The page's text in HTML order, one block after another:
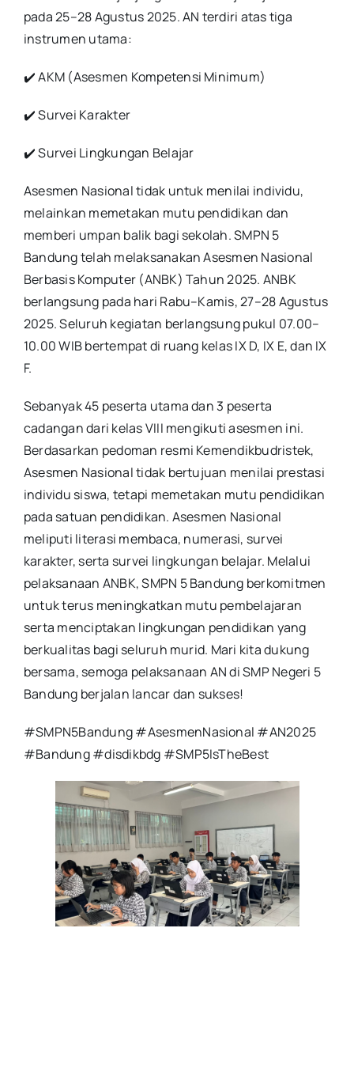
pada 25–28 Agustus 2025. AN terdiri atas tiga
instrumen utama:
✔️ AKM (Asesmen Kompetensi Minimum)
✔️ Survei Karakter
✔️ Survei Lingkungan Belajar
Asesmen Nasional tidak untuk menilai individu,
melainkan memetakan mutu pendidikan dan
memberi umpan balik bagi sekolah.SMPN 5
Bandung telah melaksanakan Asesmen Nasional
Berbasis Komputer (ANBK) Tahun 2025. ANBK
berlangsung pada hari Rabu–Kamis, 27–28 Agustus
2025. Seluruh kegiatan berlangsung pukul 07.00–
10.00 WIB bertempat di ruang kelas IX D, IX E, dan IX
F.
Sebanyak 45 peserta utama dan 3 peserta
cadangan dari kelas VIII mengikuti asesmen ini.
Berdasarkan pedoman resmi Kemendikbudristek,
Asesmen Nasional tidak bertujuan menilai prestasi
individu siswa, tetapi memetakan mutu pendidikan
pada satuan pendidikan. Asesmen Nasional
meliputi literasi membaca, numerasi, survei
karakter, serta survei lingkungan belajar. Melalui
pelaksanaan ANBK, SMPN 5 Bandung berkomitmen
untuk terus meningkatkan mutu pembelajaran
serta menciptakan lingkungan pendidikan yang
berkualitas bagi seluruh murid. Mari kita dukung
bersama, semoga pelaksanaan AN di SMP Negeri 5
Bandung berjalan lancar dan sukses!
#SMPN5Bandung #AsesmenNasional #AN2025
#Bandung #disdikbdg #SMP5IsTheBest